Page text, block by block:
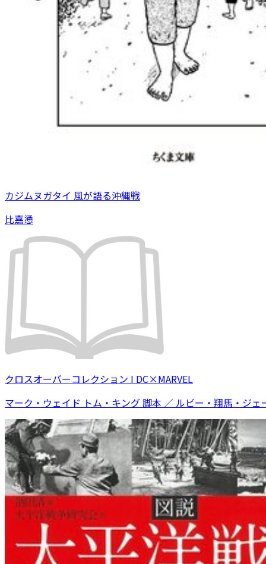
カジムヌガタイ 風が語る沖縄戦
比嘉慂
クロスオーバーコレクション I DC×MARVEL
マーク・ウェイド トム・キング 脚本 ／ ルビー・翔馬・ジェ